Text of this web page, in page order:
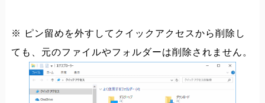
※ ピン留めを外すしてクイックアクセスから削除し
ても、元のファイルやフォルダーは削除されません。